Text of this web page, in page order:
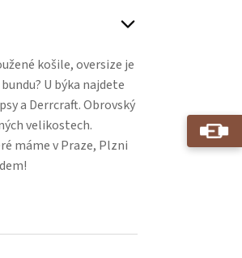
košile, oversize je
U býka najdete
a Derrcraft. Obrovský
velikostech.
máme v Praze, Plzni